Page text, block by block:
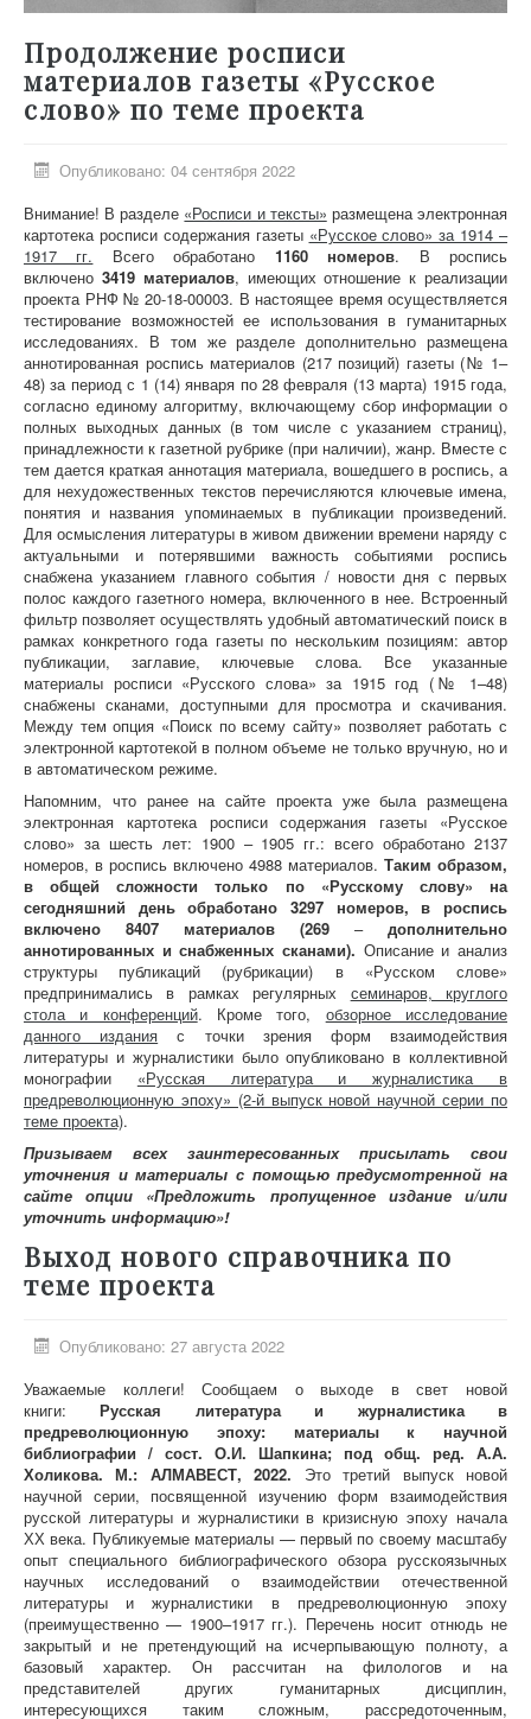
Продолжение росписи
материалов газеты «Русское
слово» по теме проекта
Опубликовано: 04 сентября 2022
Внимание! В разделе «Росписи и тексты» размещена электронная
картотека росписи содержания газеты «Русское слово» за 1914 –
1917 гг. Всего обработано 1160 номеров. В роспись
включено 3419 материалов, имеющих отношение к реализации
проекта РНФ № 20-18-00003. В настоящее время осуществляется
тестирование возможностей ее использования в гуманитарных
исследованиях. В том же разделе дополнительно размещена
аннотированная роспись материалов (217 позиций) газеты (№ 1–
48) за период с 1 (14) января по 28 февраля (13 марта) 1915 года,
согласно единому алгоритму, включающему сбор информации о
полных выходных данных (в том числе с указанием страниц),
принадлежности к газетной рубрике (при наличии), жанр. Вместе с
тем дается краткая аннотация материала, вошедшего в роспись, а
для нехудожественных текстов перечисляются ключевые имена,
понятия и названия упоминаемых в публикации произведений.
Для осмысления литературы в живом движении времени наряду с
актуальными и потерявшими важность событиями роспись
снабжена указанием главного события / новости дня с первых
полос каждого газетного номера, включенного в нее. Встроенный
фильтр позволяет осуществлять удобный автоматический поиск в
рамках конкретного года газеты по нескольким позициям: автор
публикации, заглавие, ключевые слова. Все указанные
материалы росписи «Русского слова» за 1915 год (№ 1–48)
снабжены сканами, доступными для просмотра и скачивания.
Между тем опция «Поиск по всему сайту» позволяет работать с
электронной картотекой в полном объеме не только вручную, но и
в автоматическом режиме.
Напомним, что ранее на сайте проекта уже была размещена
электронная картотека росписи содержания газеты «Русское
слово» за шесть лет: 1900 – 1905 гг.: всего обработано 2137
номеров, в роспись включено 4988 материалов. Таким образом,
в общей сложности только по «Русскому слову» на
сегодняшний день обработано 3297 номеров, в роспись
включено 8407 материалов (269 –дополнительно
аннотированных и снабженных сканами). Описание и анализ
структуры публикаций (рубрикации) в «Русском слове»
предпринимались в рамках регулярных семинаров, круглого
стола и конференций. Кроме того, обзорное исследование
данного издания с точки зрения форм взаимодействия
литературы и журналистики было опубликовано в коллективной
монографии «Русская литература и журналистика в
предреволюционную эпоху» (2-й выпуск новой научной серии по
теме проекта).
Призываем всех заинтересованных присылать свои
уточнения и материалы с помощью предусмотренной на
сайте опции «Предложить пропущенное издание и/или
уточнить информацию»!
Выход нового справочника по
теме проекта
Опубликовано: 27 августа 2022
Уважаемые коллеги! Сообщаем о выходе в свет новой
книги:Русская литература и журналистика в
предреволюционную эпоху: материалы к научной
библиографии / сост. О.И. Шапкина; под общ. ред. А.А.
Холикова. М.: АЛМАВЕСТ, 2022. Это третий выпуск новой
научной серии, посвященной изучению форм взаимодействия
русской литературы и журналистики в кризисную эпоху начала
ХХ века. Публикуемые материалы — первый по своему масштабу
опыт специального библиографического обзора русскоязычных
научных исследований о взаимодействии отечественной
литературы и журналистики в предреволюционную эпоху
(преимущественно — 1900–1917 гг.). Перечень носит отнюдь не
закрытый и не претендующий на исчерпывающую полноту, а
базовый характер. Он рассчитан на филологов и на
представителей других гуманитарных дисциплин,
интересующихся таким сложным, рассредоточенным,